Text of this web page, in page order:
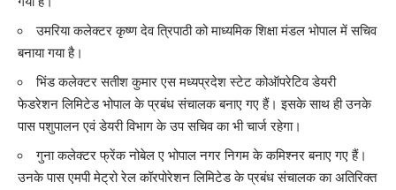
उमरिया कलेक्टर कृष्ण देव त्रिपाठी को माध्यमिक शिक्षा मंडल भोपाल में सचिव
बनाया गया है।
भिंड कलेक्टर सतीश कुमार एस मध्यप्रदेश स्टेट कोऑपरेटिव डेयरी
फेडरेशन लिमिटेड भोपाल के प्रबंध संचालक बनाए गए हैं। इसके साथ ही उनके
पास पशुपालन एवं डेयरी विभाग के उप सचिव का भी चार्ज रहेगा।
गुना कलेक्टर फ्रेंक नोबेल ए भोपाल नगर निगम के कमिश्नर बनाए गए हैं।
उनके पास एमपी मेट्रो रेल कॉरपोरेशन लिमिटेड के प्रबंध संचालक का अतिरिक्त